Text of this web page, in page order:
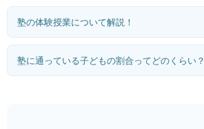
塾の体験授業について解説！
塾に通っている子どもの割合ってどのくらい？